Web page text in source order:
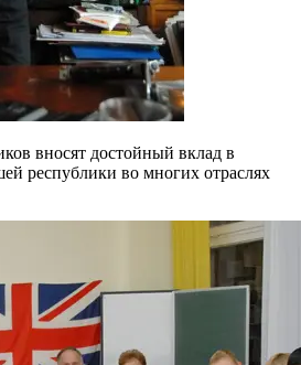
вносят достойный вклад в
республики во многих отраслях